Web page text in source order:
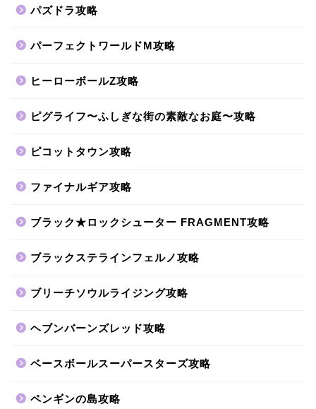
パズドラ攻略
パーフェクトワールドM攻略
ヒーローボールZ攻略
ピグライフ〜ふしぎな街の素敵なお庭〜攻略
ピコットタウン攻略
ファイナルギア攻略
ブラック★ロックシューター FRAGMENT攻略
ブラックステラインフェルノ攻略
ブリーチソウルライジング攻略
ヘブンバーンズレッド攻略
ベースボールスーパースターズ攻略
ペンギンの島攻略